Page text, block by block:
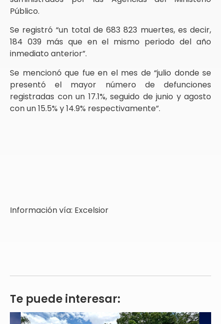
Público.
Se registró “un total de 683 823 muertes, es decir,
184 039 más que en el mismo periodo del año
inmediato anterior”.
Se mencionó que fue en el mes de “julio donde se
presentó el mayor número de defunciones
registradas con un 17.1%, seguido de junio y agosto
con un 15.5% y 14.9% respectivamente”.
Información vía: Excelsior
Te puede interesar: